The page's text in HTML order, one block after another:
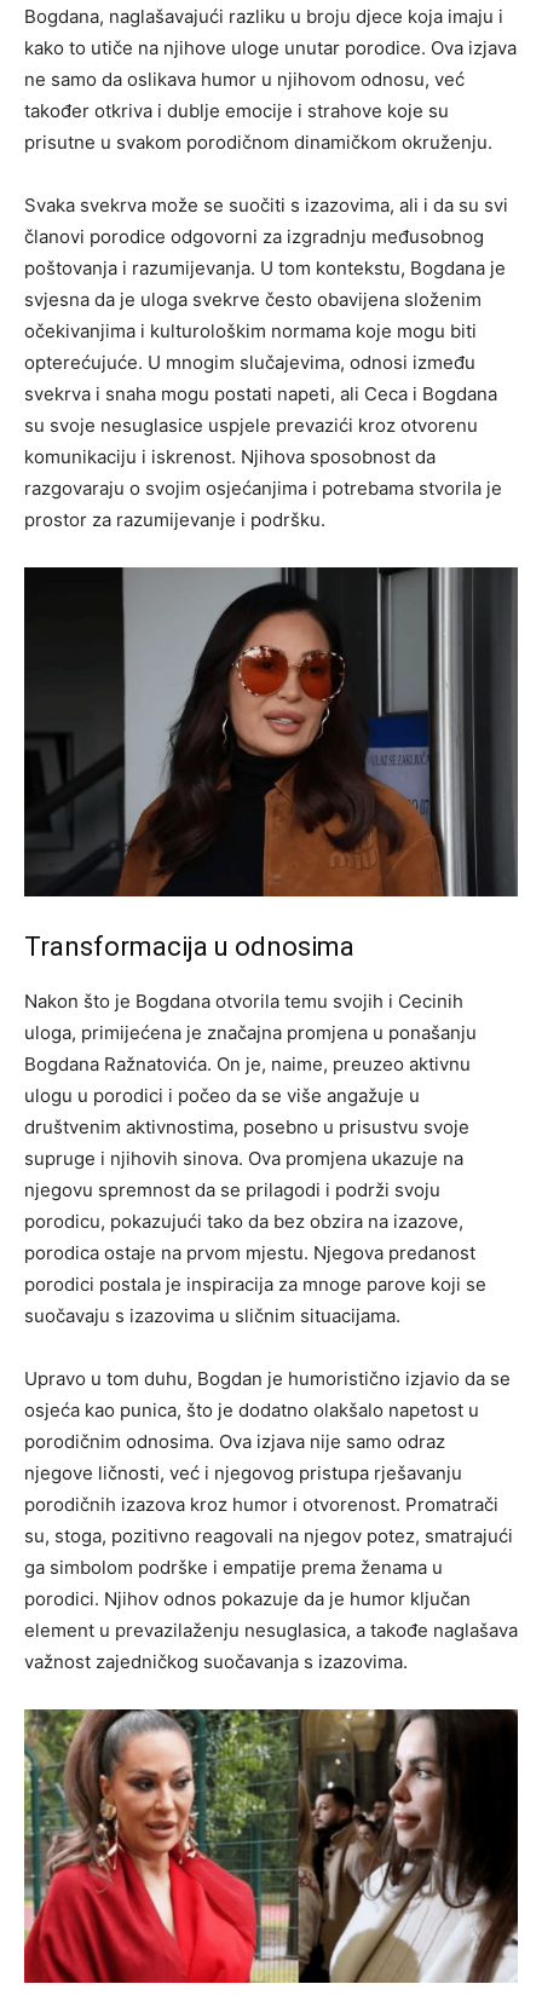
Bogdana, naglašavajući razliku u broju djece koja imaju i
kako to utiče na njihove uloge unutar porodice. Ova izjava
ne samo da oslikava humor u njihovom odnosu, već
također otkriva i dublje emocije i strahove koje su
prisutne u svakom porodičnom dinamičkom okruženju.
Svaka svekrva može se suočiti s izazovima, ali i da su svi
članovi porodice odgovorni za izgradnju međusobnog
poštovanja i razumijevanja. U tom kontekstu, Bogdana je
svjesna da je uloga svekrve često obavijena složenim
očekivanjima i kulturološkim normama koje mogu biti
opterećujuće. U mnogim slučajevima, odnosi između
svekrva i snahа mogu postati napeti, ali Ceca i Bogdana
su svoje nesuglasice uspjele prevazići kroz otvorenu
komunikaciju i iskrenost. Njihova sposobnost da
razgovaraju o svojim osjećanjima i potrebama stvorila je
prostor za razumijevanje i podršku.
Transformacija u odnosima
Nakon što je Bogdana otvorila temu svojih i Cecinih
uloga, primijećena je značajna promjena u ponašanju
Bogdana Ražnatovića. On je, naime, preuzeo aktivnu
ulogu u porodici i počeo da se više angažuje u
društvenim aktivnostima, posebno u prisustvu svoje
supruge i njihovih sinova. Ova promjena ukazuje na
njegovu spremnost da se prilagodi i podrži svoju
porodicu, pokazujući tako da bez obzira na izazove,
porodica ostaje na prvom mjestu. Njegova predanost
porodici postala je inspiracija za mnoge parove koji se
suočavaju s izazovima u sličnim situacijama.
Upravo u tom duhu, Bogdan je humoristično izjavio da se
osjeća kao punica, što je dodatno olakšalo napetost u
porodičnim odnosima. Ova izjava nije samo odraz
njegove ličnosti, već i njegovog pristupa rješavanju
porodičnih izazova kroz humor i otvorenost. Promatrači
su, stoga, pozitivno reagovali na njegov potez, smatrajući
ga simbolom podrške i empatije prema ženama u
porodici. Njihov odnos pokazuje da je humor ključan
element u prevazilaženju nesuglasica, a takođe naglašava
važnost zajedničkog suočavanja s izazovima.